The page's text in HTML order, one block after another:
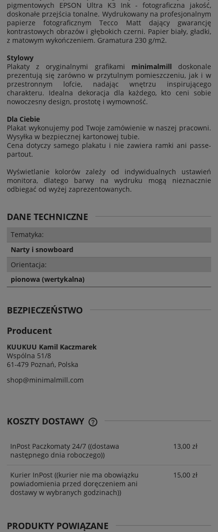
pigmentowych EPSON Ultra K3 Ink - fotograficzna jakość,
doskonałe przejścia tonalne. Wydrukowany na profesjonalnym
papierze fotograficznym Tecco Matt dający gwarancję
kontrastowych obrazów i głębokich czerni. Papier biały, gładki,
z matowym wykończeniem. Gramatura 230 g/m2.
Stylowy
Plakaty z oryginalnymi grafikami minimalmill doskonale
prezentują się zarówno w przytulnym pomieszczeniu, jak i w
przestronnym lofcie, nadając wnętrzu inspirującego
charakteru. Idealna dekoracja dla każdego, kto ceni sobie
nowoczesny design, prostotę i wymowność.
Dla Ciebie
Plakat wykonujemy pod Twoje zamówienie w naszej pracowni.
Wysyłka w bezpiecznej kartonowej tubie.
Cena dotyczy samego plakatu i nie zawiera ramki ani passe-
partout.
Wyświetlanie kolorów zależy od indywidualnych ustawień
monitora, dlatego barwy na wydruku mogą nieznacznie
odbiegać od wyżej zaprezentowanych.
DANE TECHNICZNE
Tematyka:
Narty i snowboard
Orientacja:
pionowa (wertykalna)
BEZPIECZEŃSTWO
Producent
KUUKUU Kamil Kaczmarek
Wspólna 51/8
61-479 Poznań, Polska
shop@minimalmill.com
KOSZTY DOSTAWY
InPost Paczkomaty 24/7 ((dostawa
następnego dnia roboczego))
13,00 zł
Kurier InPost ((kurier nie ma obowiązku
powiadomienia przed doręczeniem ani
dostawy w wybranych godzinach))
15,00 zł
PRODUKTY POWIĄZANE